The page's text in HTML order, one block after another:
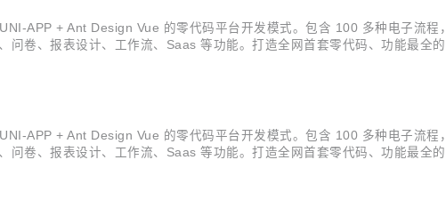
APP + Ant Design Vue 的零代码平台开发模式。包含 100 多种电子流程
问卷、报表设计、工作流、Saas 等功能。打造全网首套零代码、功能最全
APP + Ant Design Vue 的零代码平台开发模式。包含 100 多种电子流
问卷、报表设计、工作流、Saas 等功能。打造全网首套零代码、功能最全